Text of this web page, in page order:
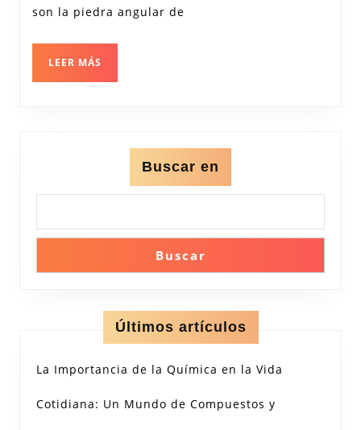
son la piedra angular de
LEER MÁS
Buscar en
Buscar
Últimos artículos
La Importancia de la Química en la Vida
Cotidiana: Un Mundo de Compuestos y